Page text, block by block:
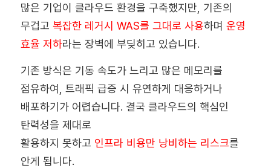
많은 기업이 클라우드 환경을 구축했지만, 기존의
무겁고 복잡한 레거시 WAS를 그대로 사용하며 운영
효율 저하라는 장벽에 부딪히고 있습니다.
기존 방식은 기동 속도가 느리고 많은 메모리를
점유하여, 트래픽 급증 시 유연하게 대응하거나
배포하기가 어렵습니다. 결국 클라우드의 핵심인
탄력성을 제대로
활용하지 못하고 인프라 비용만 낭비하는 리스크를
안게 됩니다.